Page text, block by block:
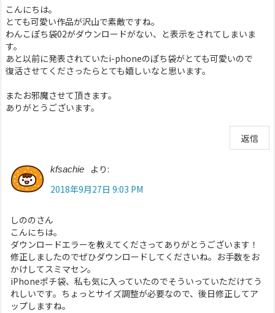
こんにちは。
とても可愛い作品が沢山で素敵ですね。
わんこぽち袋02がダウンロードがない、と表示をされてしまいま
す。
あと以前に発表されていたi-phoneのぽち袋がとても可愛いので
復活させてくださったらとても嬉しいなと思います。
またお邪魔させて頂きます。
ありがとうございます。
返信
kfsachie
より:
2018年9月27日 9:03 PM
しののさん
こんにちは。
ダウンロードエラーを教えてくださってありがとうございます！
修正しましたのでぜひダウンロードしてくださいね。お手数をお
かけしてスミマセン。
iPhoneポチ袋、私も気に入っていたのでそういっていただけてう
れしいです。ちょっとサイズ調整が必要なので、後日修正してア
ップしますね。